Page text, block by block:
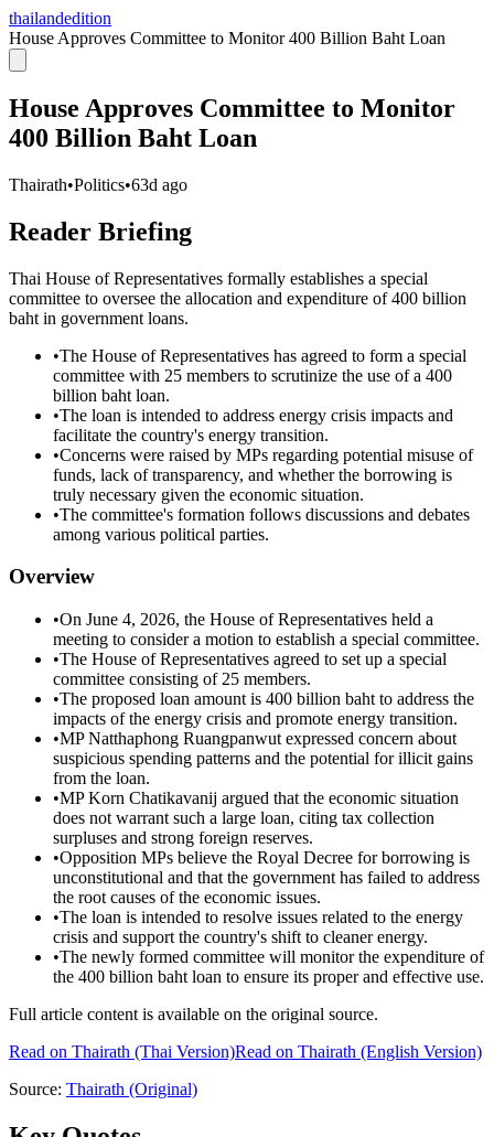
thailandedition
House Approves Committee to Monitor 400 Billion Baht Loan
House Approves Committee to Monitor
400 Billion Baht Loan
Thairath•Politics•63d ago
Reader Briefing
Thai House of Representatives formally establishes a special
committee to oversee the allocation and expenditure of 400 billion
baht in government loans.
•The House of Representatives has agreed to form a special
committee with 25 members to scrutinize the use of a 400
billion baht loan.
•The loan is intended to address energy crisis impacts and
facilitate the country's energy transition.
•Concerns were raised by MPs regarding potential misuse of
funds, lack of transparency, and whether the borrowing is
truly necessary given the economic situation.
•The committee's formation follows discussions and debates
among various political parties.
Overview
•On June 4, 2026, the House of Representatives held a
meeting to consider a motion to establish a special committee.
•The House of Representatives agreed to set up a special
committee consisting of 25 members.
•The proposed loan amount is 400 billion baht to address the
impacts of the energy crisis and promote energy transition.
•MP Natthaphong Ruangpanwut expressed concern about
suspicious spending patterns and the potential for illicit gains
from the loan.
•MP Korn Chatikavanij argued that the economic situation
does not warrant such a large loan, citing tax collection
surpluses and strong foreign reserves.
•Opposition MPs believe the Royal Decree for borrowing is
unconstitutional and that the government has failed to address
the root causes of the economic issues.
•The loan is intended to resolve issues related to the energy
crisis and support the country's shift to cleaner energy.
•The newly formed committee will monitor the expenditure of
the 400 billion baht loan to ensure its proper and effective use.
Full article content is available on the original source.
Read on Thairath (Thai Version)Read on Thairath (English Version)
Source: Thairath (Original)